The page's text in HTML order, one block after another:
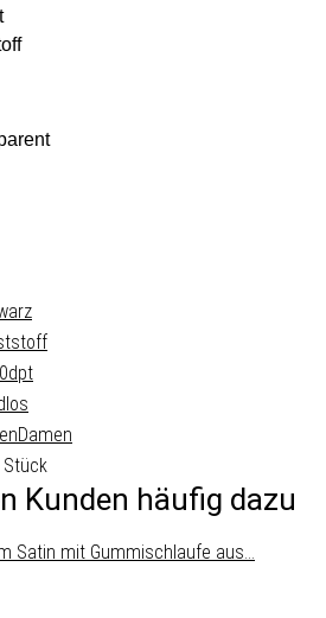
Damen
Stück
Kunden häufig dazu